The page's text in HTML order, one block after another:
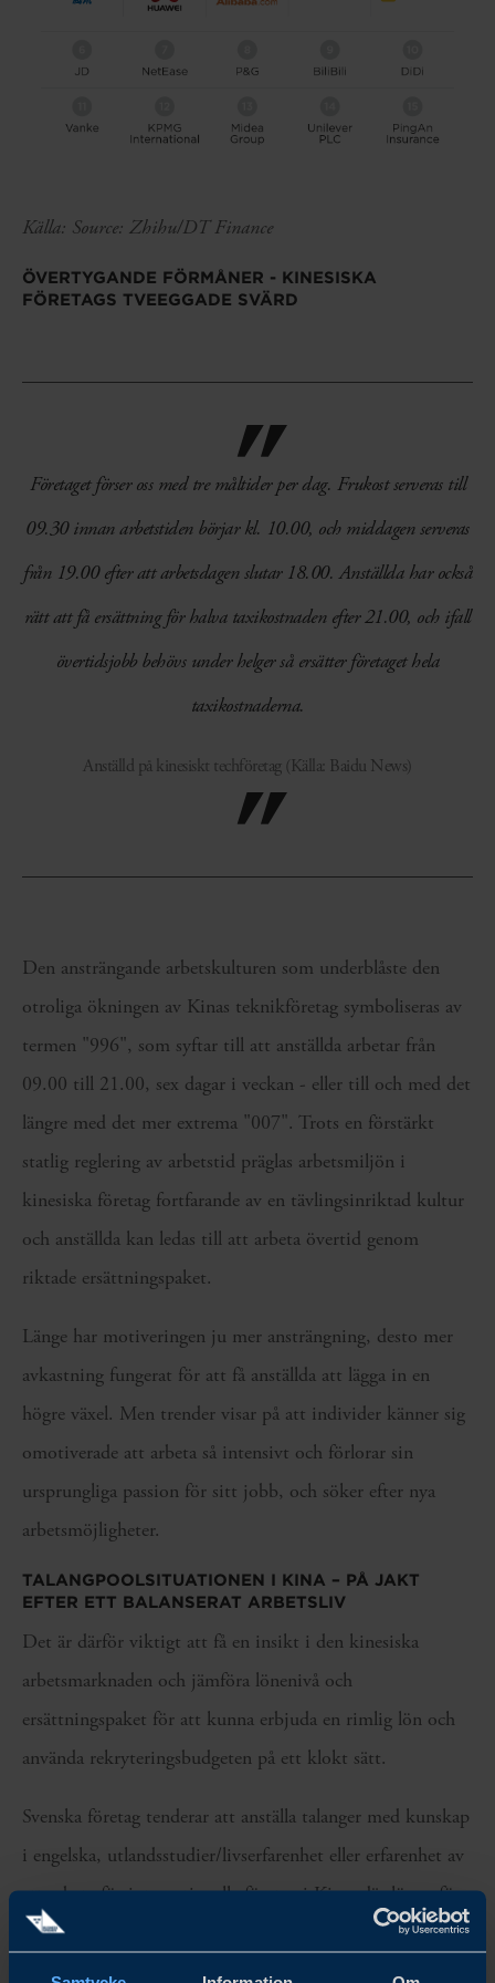
Källa: Source: Zhihu/DT Finance
ÖVERTYGANDE FÖRMÅNER - KINESISKA
FÖRETAGS TVEEGGADE SVÄRD
Företaget förser oss med tre måltider per dag. Frukost serveras till
09.30 innan arbetstiden börjar kl. 10.00, och middagen serveras
från 19.00 efter att arbetsdagen slutar 18.00. Anställda har också
rätt att få ersättning för halva taxikostnaden efter 21.00, och ifall
övertidsjobb behövs under helger så ersätter företaget hela
taxikostnaderna.
Anställd på kinesiskt techföretag (Källa: Baidu News)
Den ansträngande arbetskulturen som underblåste den
otroliga ökningen av Kinas teknikföretag symboliseras av
termen "996", som syftar till att anställda arbetar från
09.00 till 21.00, sex dagar i veckan - eller till och med det
längre med det mer extrema "007". Trots en förstärkt
statlig reglering av arbetstid präglas arbetsmiljön i
kinesiska företag fortfarande av en tävlingsinriktad kultur
och anställda kan ledas till att arbeta övertid genom
riktade ersättningspaket.
Länge har motiveringen ju mer ansträngning, desto mer
avkastning fungerat för att få anställda att lägga in en
högre växel. Men trender visar på att individer känner sig
omotiverade att arbeta så intensivt och förlorar sin
ursprungliga passion för sitt jobb, och söker efter nya
arbetsmöjligheter.
TALANGPOOLSITUATIONEN I KINA – PÅ JAKT
EFTER ETT BALANSERAT ARBETSLIV
Det är därför viktigt att få en insikt i den kinesiska
arbetsmarknaden och jämföra lönenivå och
ersättningspaket för att kunna erbjuda en rimlig lön och
använda rekryteringsbudgeten på ett klokt sätt.
Svenska företag tenderar att anställa talanger med kunskap
i engelska, utlandsstudier/livserfarenhet eller erfarenhet av
att arbeta för internationella företag i Kina, där lönen för
en talang med en sådan profil vanligtvis är högre än den
marknadsmässiga lönen. Men andra faktorer har visat sig